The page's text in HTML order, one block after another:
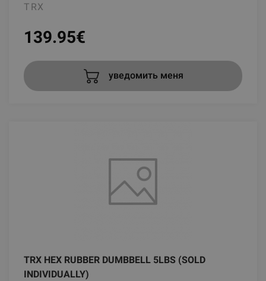
TRX
139.95€
уведомить меня
TRX HEX RUBBER DUMBBELL 5LBS (SOLD
INDIVIDUALLY)